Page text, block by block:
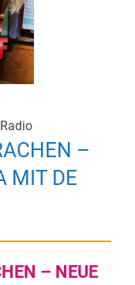
–
MIT DE
– NEUE